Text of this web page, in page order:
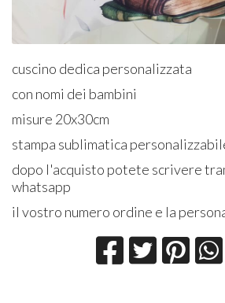
cuscino dedica personalizzata
con nomi dei bambini
misure 20x30cm
stampa sublimatica
dopo l'acquisto potete scrivere
whatsapp
il vostro numero ordine e la